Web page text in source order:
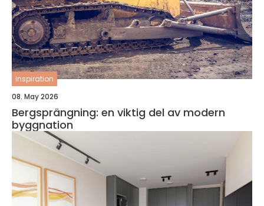
inspiration
08. May 2026
Bergsprängning: en viktig del av modern
byggnation